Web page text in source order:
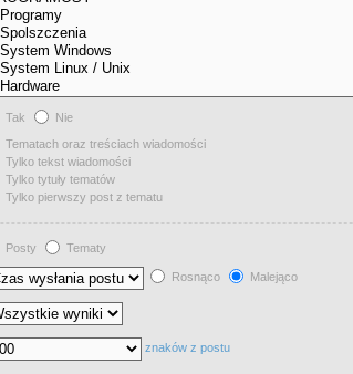
Tak
Nie
Tematach oraz treściach wiadomości
Tylko tekst wiadomości
Tylko tytuły tematów
Tylko pierwszy post z tematu
Posty
Tematy
Rosnąco Malejąco
znaków z postu